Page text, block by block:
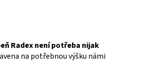
Radex není potřeba nijak
na potřebnou výšku námi